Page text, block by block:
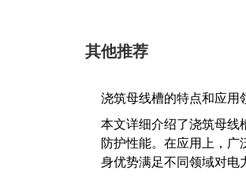
其他推荐
浇筑母线槽的特点和应用
本文详细介绍了浇筑母线
防护性能。在应用上，广
身优势满足不同领域对电